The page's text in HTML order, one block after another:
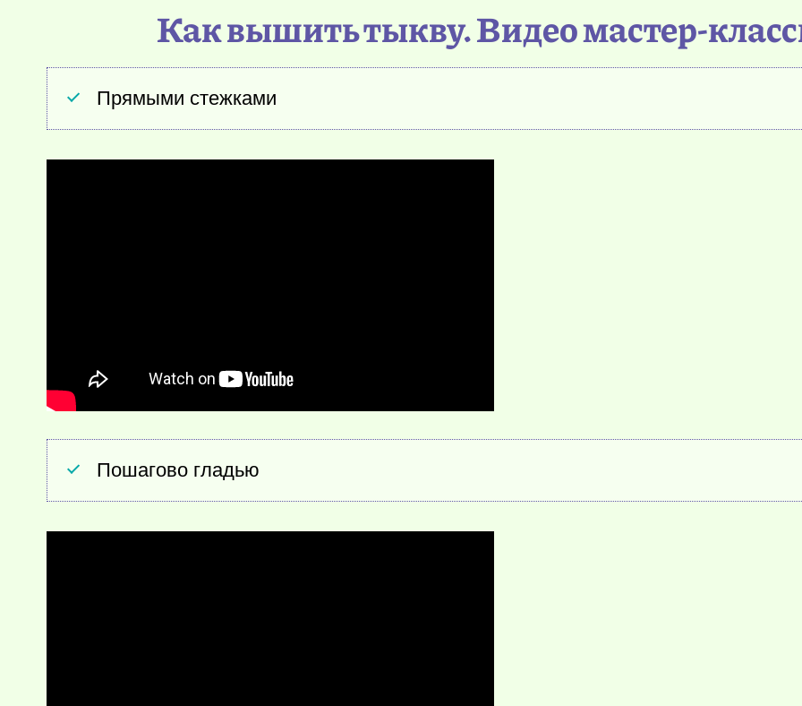
Как вышить тыкву. Видео мастер-
Прямыми стежками
Пошагово гладью